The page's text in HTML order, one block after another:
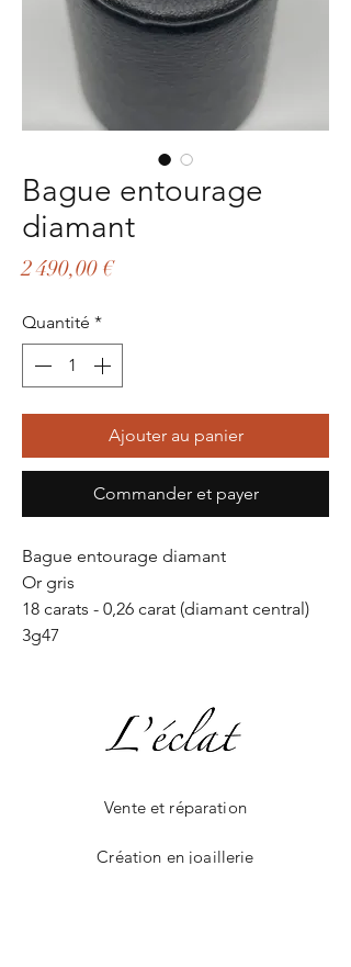
Bague entourage
diamant
2 490,00 €Prix
Quantité *
Ajouter au panier
Commander et payer
Bague entourage diamant
Or gris
18 carats - 0,26 carat (diamant central)
3g47
Vente et réparation
Création en joaillerie